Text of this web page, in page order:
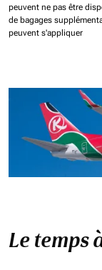
peuvent ne pas être
de bagages
peuvent s'appliquer
Le temps